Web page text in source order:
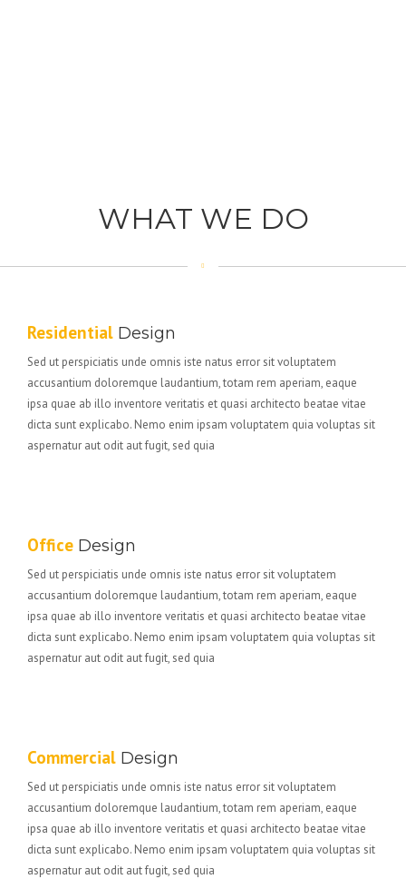
WHAT WE DO
Residential Design
Sed ut perspiciatis unde omnis iste natus error sit voluptatem
accusantium doloremque laudantium, totam rem aperiam, eaque
ipsa quae ab illo inventore veritatis et quasi architecto beatae vitae
dicta sunt explicabo. Nemo enim ipsam voluptatem quia voluptas sit
aspernatur aut odit aut fugit, sed quia
Office Design
Sed ut perspiciatis unde omnis iste natus error sit voluptatem
accusantium doloremque laudantium, totam rem aperiam, eaque
ipsa quae ab illo inventore veritatis et quasi architecto beatae vitae
dicta sunt explicabo. Nemo enim ipsam voluptatem quia voluptas sit
aspernatur aut odit aut fugit, sed quia
Commercial Design
Sed ut perspiciatis unde omnis iste natus error sit voluptatem
accusantium doloremque laudantium, totam rem aperiam, eaque
ipsa quae ab illo inventore veritatis et quasi architecto beatae vitae
dicta sunt explicabo. Nemo enim ipsam voluptatem quia voluptas sit
aspernatur aut odit aut fugit, sed quia